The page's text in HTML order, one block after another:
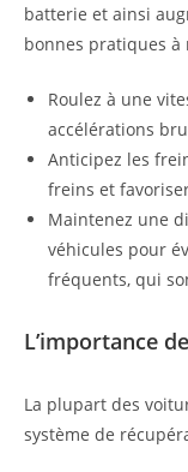
batterie et ainsi
bonnes pratiques
Roulez à une
accélérations
Anticipez les
freins et
Maintenez une
véhicules pour
fréquents, qui
L’importance
La plupart des
système de